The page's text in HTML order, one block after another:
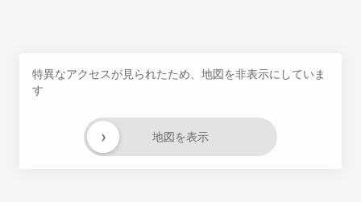
特異なアクセスが見られたため、地図を非表示にしていま
す
地図を表示
›